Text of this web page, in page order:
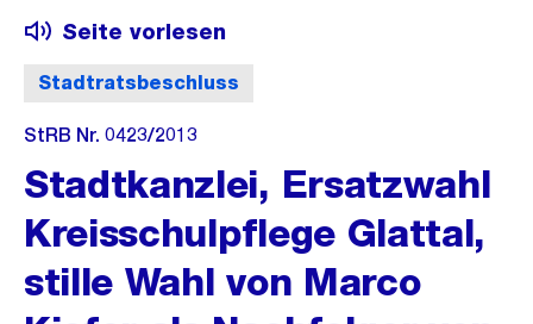
Stadtratsbeschluss
Seite vorlesen
StRB Nr. 0423/2013
Stadtkanzlei, Ersatzwahl
Kreisschulpflege Glattal,
stille Wahl von Marco